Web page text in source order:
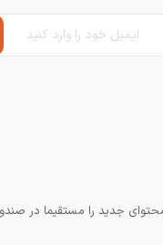
جدید را مستقیما در